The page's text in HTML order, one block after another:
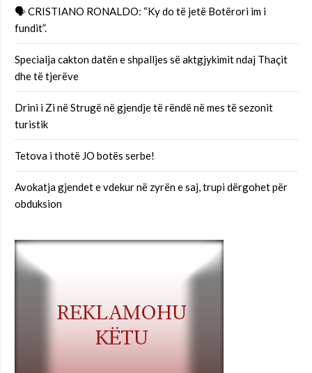
🗣 CRISTIANO RONALDO: “Ky do të jetë Botërori im i
fundit”.
Specialja cakton datën e shpalljes së aktgjykimit ndaj Thaçit
dhe të tjerëve
Drini i Zi në Strugë në gjendje të rëndë në mes të sezonit
turistik
Tetova i thotë JO botës serbe!
Avokatja gjendet e vdekur në zyrën e saj, trupi dërgohet për
obduksion